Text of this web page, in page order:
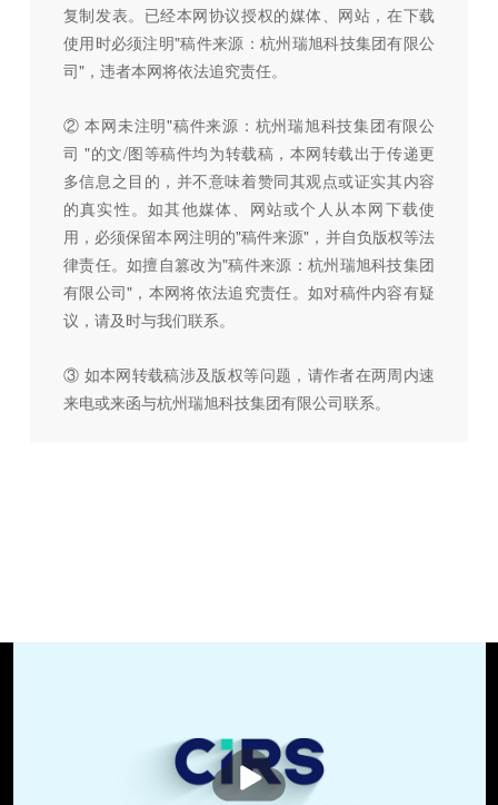
复制发表。已经本网协议授权的媒体、网站，在下载
使用时必须注明"稿件来源：杭州瑞旭科技集团有限公
司"，违者本网将依法追究责任。
② 本网未注明"稿件来源：杭州瑞旭科技集团有限公
司 "的文/图等稿件均为转载稿，本网转载出于传递更
多信息之目的，并不意味着赞同其观点或证实其内容
的真实性。如其他媒体、网站或个人从本网下载使
用，必须保留本网注明的"稿件来源"，并自负版权等法
律责任。如擅自篡改为"稿件来源：杭州瑞旭科技集团
有限公司"，本网将依法追究责任。如对稿件内容有疑
议，请及时与我们联系。
③ 如本网转载稿涉及版权等问题，请作者在两周内速
来电或来函与杭州瑞旭科技集团有限公司联系。
播
放